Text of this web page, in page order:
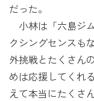
だった。
小林は「六島ジ
クシングセンスも
外挑戦とたくさん
めは応援してくれ
えて本当にたくさ